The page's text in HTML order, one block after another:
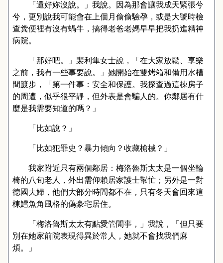
「還好妳沒說。」我說。因為那會讓我成天緊張兮
兮，更別說我可能會在上個月偷偷驗孕，或是大號時檢
查糞便裡有沒有蝸牛，搞得老爸老媽早早把我扔進精神
病院。
「那好吧。」裴利隼女士說，「在大家放鬆、享樂
之前，我有一些事要說。」她開始在雙烤箱和備用水槽
間踱步，「第一件事：安全和保護。我探查過這棟房子
的周遭，似乎很平靜，但外表是會騙人的。你鄰居有什
麼是我需要知道的嗎？」
「比如說？」
「比如犯罪史？暴力傾向？收藏槍械？」
我家附近只有兩個鄰居：梅洛魯斯太太是一個坐輪
椅的八旬老人，外出需仰賴居家護士幫忙；另外是一對
德國夫婦，他們大部分時間都不在，只有冬天會回來這
棟鱈魚角風格的偽豪宅居住。
「梅洛魯斯太太有點愛管閒事，」我說，「但只要
別在她家前院表現得異於常人，她就不會找我們麻
煩。」